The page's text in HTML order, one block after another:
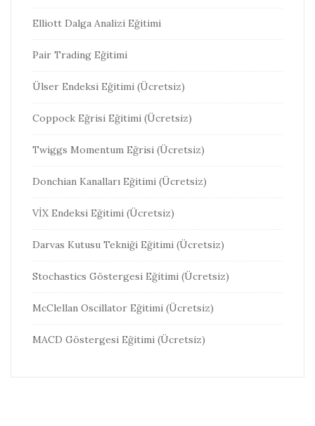
Elliott Dalga Analizi Eğitimi
Pair Trading Eğitimi
Ülser Endeksi Eğitimi (Ücretsiz)
Coppock Eğrisi Eğitimi (Ücretsiz)
Twiggs Momentum Eğrisi (Ücretsiz)
Donchian Kanalları Eğitimi (Ücretsiz)
VİX Endeksi Eğitimi (Ücretsiz)
Darvas Kutusu Tekniği Eğitimi (Ücretsiz)
Stochastics Göstergesi Eğitimi (Ücretsiz)
McClellan Oscillator Eğitimi (Ücretsiz)
MACD Göstergesi Eğitimi (Ücretsiz)